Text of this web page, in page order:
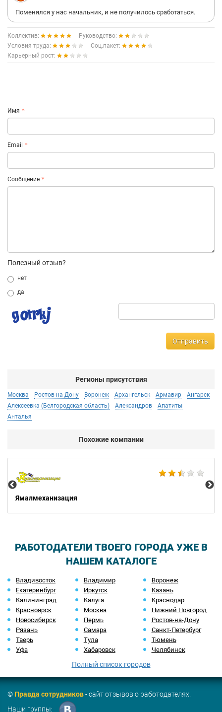
Поменялся у нас начальник, и не получилось сработаться.
Коллектив:
Руководство:
Условия труда:
Соц.пакет:
Карьерный рост:
Имя
Email
Сообщение
Полезный отзыв?
нет
да
Отправить
Регионы присутствия
Москва Ростов-на-Дону Воронеж Архангельск Армавир
Ангарск
Алексеевка (Белгородская область)
Александров
Апатиты
Анталья
Похожие компании
Ямалмеханизация
РАБОТОДАТЕЛИ ТВОЕГО ГОРОДА УЖЕ В
НАШЕМ КАТАЛОГЕ
Владивосток Владимир
Воронеж
Екатеринбург
Иркутск
Казань
Калининград
Калуга
Краснодар
Красноярск
Москва
Нижний Новгород
Новосибирск
Пермь
Ростов-на-Дону
Рязань
Самара
Санкт-Петербург
Тверь
Тула
Тюмень
Уфа
Хабаровск Челябинск
Полный список городов
©Правда сотрудников- сайт отзывов о работодателях.
Наши группы: